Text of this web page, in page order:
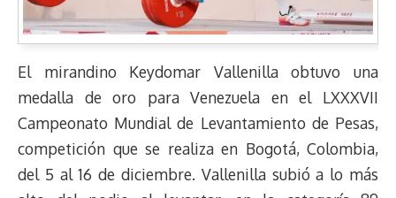
El mirandino Keydomar Vallenilla obtuvo una
medalla de oro para Venezuela en el LXXXVII
Campeonato Mundial de Levantamiento de Pesas,
competición que se realiza en Bogotá, Colombia,
del 5 al 16 de diciembre. Vallenilla subió a lo más